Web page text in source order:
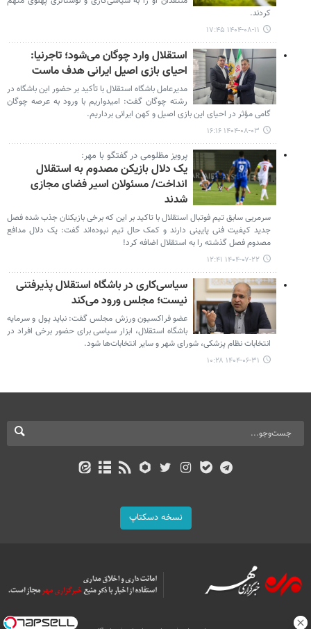
کردند.
۱۴۰۴-۰۸-۱۱ ۱۷:۴۵
استقلال وارد چوگان می‌شود؛ تاجرنیا:
احیای بازی اصیل ایرانی هدف ماست
مدیرعامل باشگاه استقلال با تأکید بر حضور این باشگاه در
رشته چوگان گفت: امیدواریم با ورود به عرصه چوگان
گامی مؤثر در احیای این بازی اصیل و کهن ایرانی برداریم.
۱۴۰۴-۰۸-۰۳ ۱۶:۱۶
پرویز مظلومی در گفتگو با مهر:
یک دلال بازیکن مصدوم به استقلال
انداخت/ مسئولان اسیر فضای مجازی
شدند
سرمربی سابق تیم فوتبال استقلال با تاکید بر این که برخی بازیکنان جذب شده فصل
جدید کیفیت فنی پایینی دارند و کمک حال تیم نبوده‌اند گفت: یک دلال مدافع
مصدوم فصل گذشته را به استقلال اضافه کرد!
۱۴۰۴-۰۷-۲۲ ۱۲:۴۱
سیاسی‌کاری در باشگاه استقلال پذیرفتنی
نیست؛ مجلس ورود می‌کند
عضو فراکسیون ورزش مجلس گفت: نباید پول و سرمایه
باشگاه استقلال، ابزار سیاسی برای حضور برخی افراد در
انتخابات نظام پزشکی، شورای شهر و سایر انتخابات‌ها شود.
۱۴۰۴-۰۶-۳۱ ۱۰:۲۸
نسخه دسکتاپ